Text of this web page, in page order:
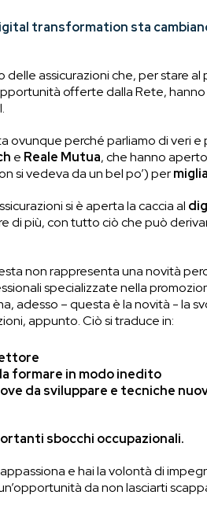
transformation sta
delle assicurazioni che, per stare
offerte dalla Rete,
ovunque perché parliamo di veri
e Reale Mutua, che hanno
si vedeva da un bel po’) per
si è aperta la caccia al
di più, con tutto ciò che può
non rappresenta una novità
specializzate nella
adesso – questa è la novità - la
appunto. Ciò si traduce in:
formare in modo inedito
da sviluppare e tecniche
sbocchi occupazionali.
e hai la volontà di
da non lasciarti